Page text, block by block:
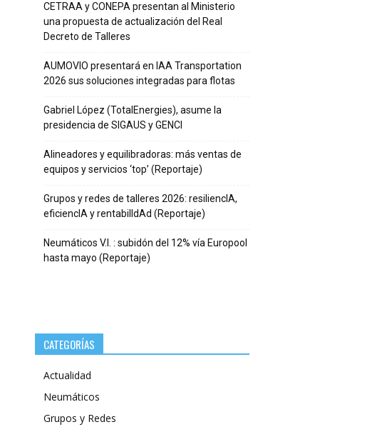
CETRAA y CONEPA presentan al Ministerio
una propuesta de actualización del Real
Decreto de Talleres
AUMOVIO presentará en IAA Transportation
2026 sus soluciones integradas para flotas
Gabriel López (TotalEnergies), asume la
presidencia de SIGAUS y GENCI
Alineadores y equilibradoras: más ventas de
equipos y servicios ‘top’ (Reportaje)
Grupos y redes de talleres 2026: resiliencIA,
eficiencIA y rentabilIdAd (Reportaje)
Neumáticos V.I. : subidón del 12% vía Europool
hasta mayo (Reportaje)
CATEGORÍAS
Actualidad
Neumáticos
Grupos y Redes